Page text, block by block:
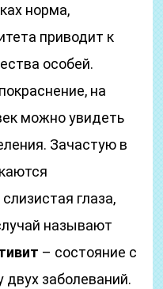
норма,
приводит к
особей.
на
можно увидеть
Зачастую в
глаза,
называют
– состояние с
заболеваний.